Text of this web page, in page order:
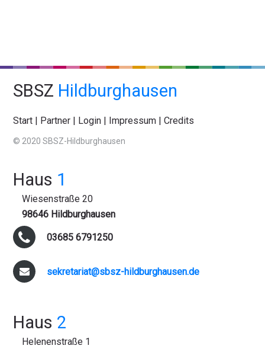
SBSZ Hildburghausen
Start | Partner | Login | Impressum |Credits
© 2020 SBSZ-Hildburghausen
Haus 1
Wiesenstraße 20
98646 Hildburghausen
03685 6791250
sekretariat@sbsz-hildburghausen.de
Haus 2
Helenenstraße 1